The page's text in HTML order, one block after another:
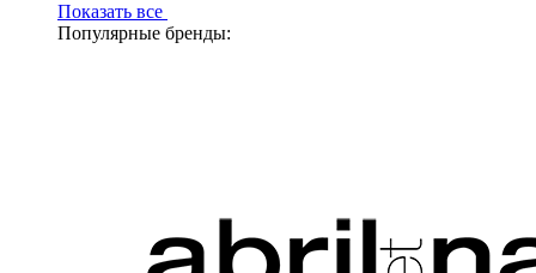
Показать все
Популярные бренды: